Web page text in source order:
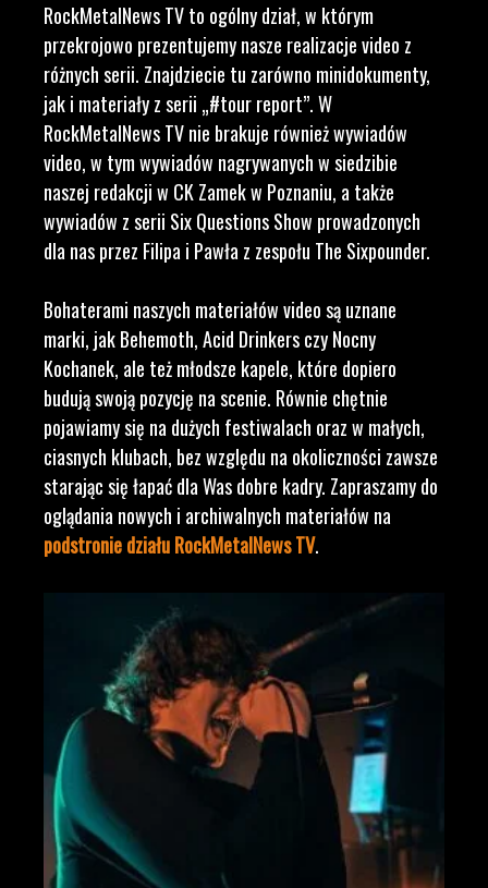
RockMetalNews TV to ogólny dział, w którym
przekrojowo prezentujemy nasze realizacje video z
różnych serii. Znajdziecie tu zarówno minidokumenty,
jak i materiały z serii „#tour report”. W
RockMetalNews TV nie brakuje również wywiadów
video, w tym wywiadów nagrywanych w siedzibie
naszej redakcji w CK Zamek w Poznaniu, a także
wywiadów z serii Six Questions Show prowadzonych
dla nas przez Filipa i Pawła z zespołu The Sixpounder.
Bohaterami naszych materiałów video są uznane
marki, jak Behemoth, Acid Drinkers czy Nocny
Kochanek, ale też młodsze kapele, które dopiero
budują swoją pozycję na scenie. Równie chętnie
pojawiamy się na dużych festiwalach oraz w małych,
ciasnych klubach, bez względu na okoliczności zawsze
starając się łapać dla Was dobre kadry. Zapraszamy do
oglądania nowych i archiwalnych materiałów na
podstronie działu RockMetalNews TV.